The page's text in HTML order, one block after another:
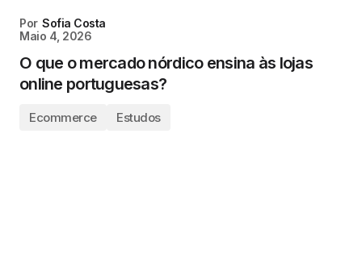
Por Sofia Costa
Maio 4, 2026
O que o mercado nórdico ensina às lojas
online portuguesas?
Ecommerce Estudos